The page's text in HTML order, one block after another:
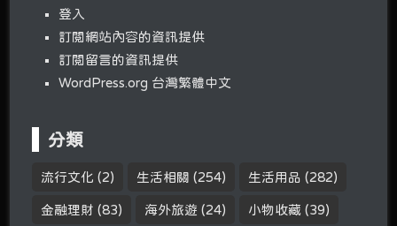
登入
訂閱網站內容的資訊提供
訂閱留言的資訊提供
WordPress.org 台灣繁體中文
分類
流行文化 (2) 生活相關 (254) 生活用品 (282)
金融理財 (83) 海外旅遊 (24) 小物收藏 (39)